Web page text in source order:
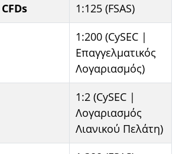
1:125 (FSAS)
1:200 (CySEC |
Επαγγελματικός
Λογαριασμός)
1:2 (CySEC |
Λογαριασμός
Λιανικού Πελάτη)